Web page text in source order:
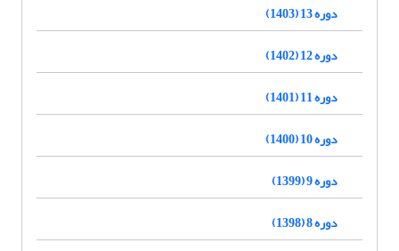
دوره 13 (1403)
دوره 12 (1402)
دوره 11 (1401)
دوره 10 (1400)
دوره 9 (1399)
دوره 8 (1398)